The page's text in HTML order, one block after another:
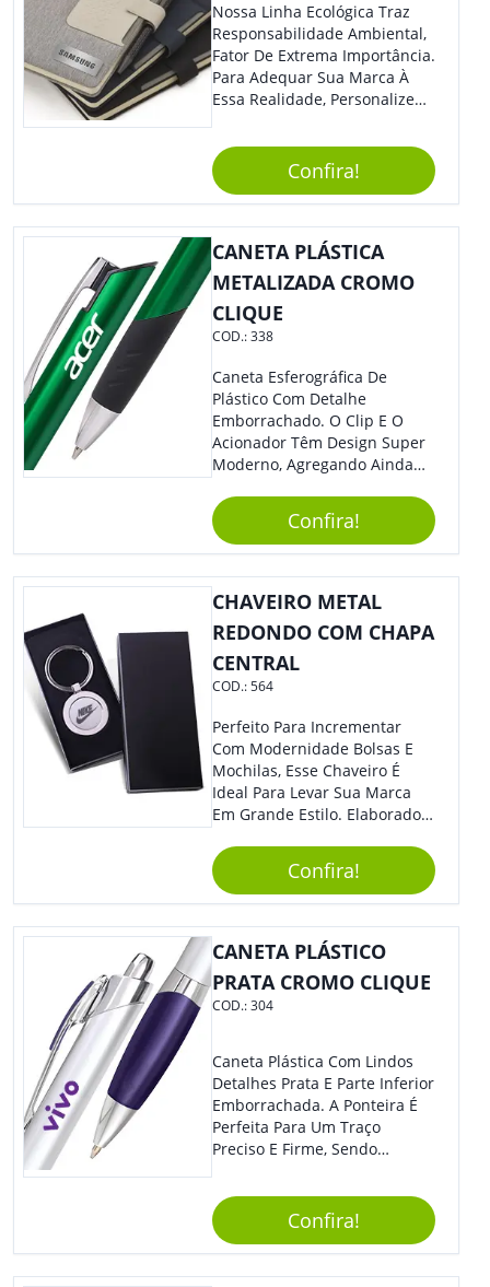
Nossa Linha Ecológica Traz
Responsabilidade Ambiental,
Fator De Extrema Importância.
Para Adequar Sua Marca À
Essa Realidade, Personalize
Anotações Com Post-It E
Caneta. Elaborado A Partir De
Material Reciclado, O Brinde
Também É Prático, Tornando-
Se Assim Excelente Para Uso
Cotidiano. Perfeito, Não É?!
Confira!
CANETA PLÁSTICA
METALIZADA CROMO
CLIQUE
COD.:338
Caneta Esferográfica De
Plástico Com Detalhe
Emborrachado. O Clip E O
Acionador Têm Design Super
Moderno, Agregando Ainda
Marca.
Confira!
CHAVEIRO METAL
REDONDO COM CHAPA
CENTRAL
COD.:564
Perfeito Para Incrementar
Com Modernidade Bolsas E
Mochilas, Esse Chaveiro É
Ideal Para Levar Sua Marca
Em Grande Estilo. Elaborado A
O Brinde Se Adequa A
Diversos Públicos. Não Perca
A Chance De Elevar A
Visibilidade De Sua Empresa!
Confira!
CANETA PLÁSTICO
PRATA CROMO CLIQUE
COD.:304
Caneta Plástica Com Lindos
Detalhes Prata E Parte Inferior
Emborrachada. A Ponteira É
Perfeita Para Um Traço
Preciso E Firme, Sendo
Tradicional Porém Com
Design Minimalista Que Faz
Toda Diferença.
Confira!